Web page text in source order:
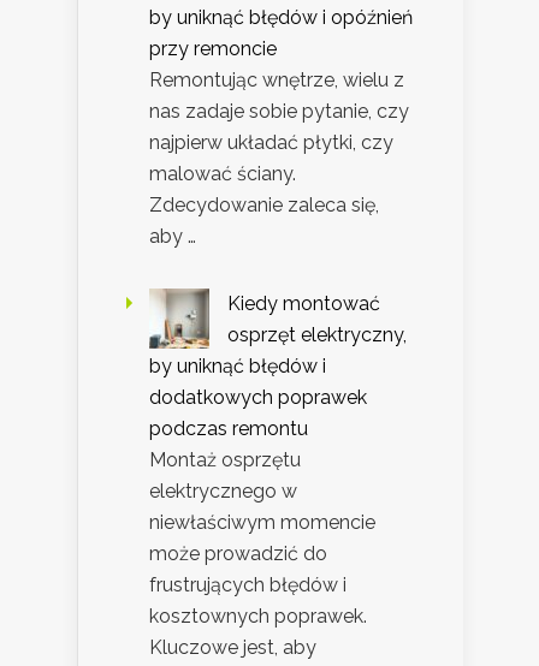
by uniknąć błędów i opóźnień
przy remoncie
Remontując wnętrze, wielu z
nas zadaje sobie pytanie, czy
najpierw układać płytki, czy
malować ściany.
Zdecydowanie zaleca się,
aby …
Kiedy montować
osprzęt elektryczny,
by uniknąć błędów i
dodatkowych poprawek
podczas remontu
Montaż osprzętu
elektrycznego w
niewłaściwym momencie
może prowadzić do
frustrujących błędów i
kosztownych poprawek.
Kluczowe jest, aby